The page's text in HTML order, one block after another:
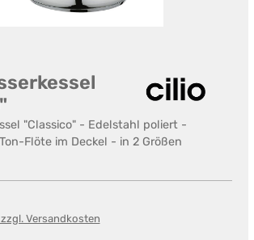
"Classico" - Edelstahl poliert -
Flöte im Deckel - in 2 Größen
Versandkosten